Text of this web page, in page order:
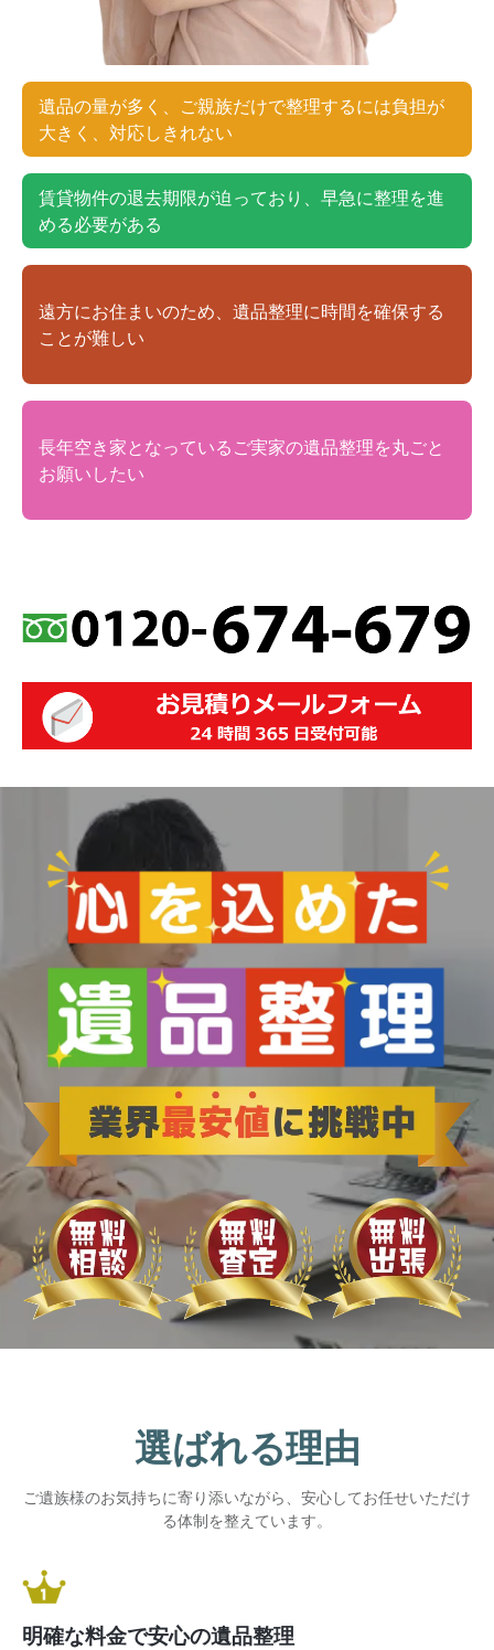
遺品の量が多く、ご親族だけで整理するには負担が
大きく、対応しきれない
賃貸物件の退去期限が迫っており、早急に整理を進
める必要がある
遠方にお住まいのため、遺品整理に時間を確保する
ことが難しい
長年空き家となっているご実家の遺品整理を丸ごと
お願いしたい
選ばれる理由
ご遺族様のお気持ちに寄り添いながら、安心してお任せいただけ
る体制を整えています。
明確な料金で安心の遺品整理